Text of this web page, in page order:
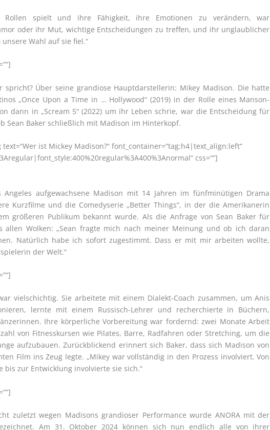
Rollen spielt und ihre Fähigkeit, ihre Emotionen zu verändern, war
oder ihr Mut, wichtige Entscheidungen zu treffen, und ihr unglaublicher
Wahl auf sie fiel.“
spricht? Über seine grandiose Hauptdarstellerin: Mikey Madison. Die hatte
„Once Upon a Time in … Hollywood“ (2019) in der Rolle eines Manson-
dann in „Scream 5“ (2022) um ihr Leben schrie, war die Entscheidung für
Sean Baker schließlich mit Madison im Hinterkopf.
ist Mickey Madison?“ font_container=“tag:h4|text_align:left“
css=““]
aufgewachsene Madison mit 14 Jahren im fünfminütigen Drama
Kurzfilme und die Comedyserie „Better Things“, in der die Amerikanerin
größeren Publikum bekannt wurde. Als die Anfrage von Sean Baker für
allen Wolken: „Sean fragte mich nach meiner Meinung und ob ich daran
Natürlich habe ich sofort zugestimmt. Dass er mit mir arbeiten wollte,
der Welt.“
vielschichtig. Sie arbeitete mit einem Dialekt-Coach zusammen, um Anis
lernte mit einem Russisch-Lehrer und recherchierte in Büchern,
Ihre körperliche Vorbereitung war fordernd: zwei Monate Arbeit
von Fitnesskursen wie Pilates, Barre, Radfahren oder Stretching, um die
aufzubauen. Zurückblickend erinnert sich Baker, dass sich Madison von
Film ins Zeug legte. „Mikey war vollständig in den Prozess involviert. Von
bis zur Entwicklung involvierte sie sich.“
zuletzt wegen Madisons grandioser Performance wurde ANORA mit der
Am 31. Oktober 2024 können sich nun endlich alle von ihrer